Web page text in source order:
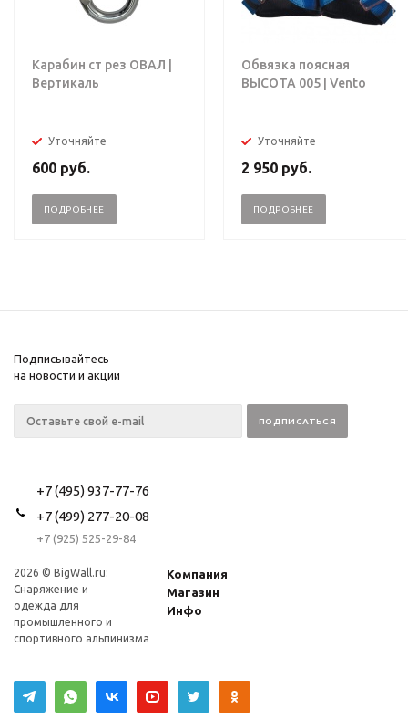
Карабин ст рез ОВАЛ |
Вертикаль
Уточняйте
600 руб.
ПОДРОБНЕЕ
Обвязка поясная
ВЫСОТА 005 | Vento
Уточняйте
2 950 руб.
ПОДРОБНЕЕ
Подписывайтесь
на новости и акции
+7 (495) 937-77-76
+7 (499) 277-20-08
+7 (925) 525-29-84
2026 © BigWall.ru:
Снаряжение и
одежда для
промышленного и
спортивного альпинизма
Компания
Магазин
Инфо